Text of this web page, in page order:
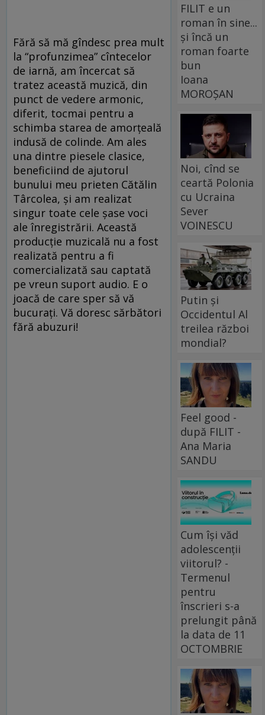
Fără să mă gîndesc prea mult
la “profunzimea” cîntecelor
de iarnă, am încercat să
tratez această muzică, din
punct de vedere armonic,
diferit, tocmai pentru a
schimba starea de amorţeală
indusă de colinde. Am ales
una dintre piesele clasice,
beneficiind de ajutorul
bunului meu prieten Cătălin
Târcolea, şi am realizat
singur toate cele şase voci
ale înregistrării. Această
producţie muzicală nu a fost
realizată pentru a fi
comercializată sau captată
pe vreun suport audio. E o
joacă de care sper să vă
bucuraţi. Vă doresc sărbători
fără abuzuri!
FILIT e un
roman în sine...
și încă un
roman foarte
bun
Ioana
MOROȘAN
Noi, cînd se
ceartă Polonia
cu Ucraina
Sever
VOINESCU
Putin și
Occidentul Al
treilea război
mondial?
Feel good -
după FILIT -
Ana Maria
SANDU
Cum își văd
adolescenții
viitorul? -
Termenul
pentru
înscrieri s-a
prelungit până
la data de 11
OCTOMBRIE